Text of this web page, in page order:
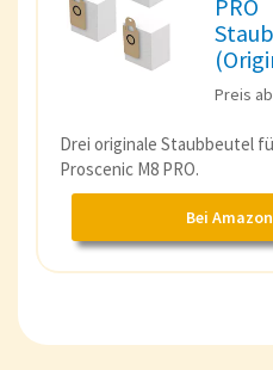
PRO
Preis ab
Drei originale Staubbeutel
Proscenic M8 PRO.
Bei